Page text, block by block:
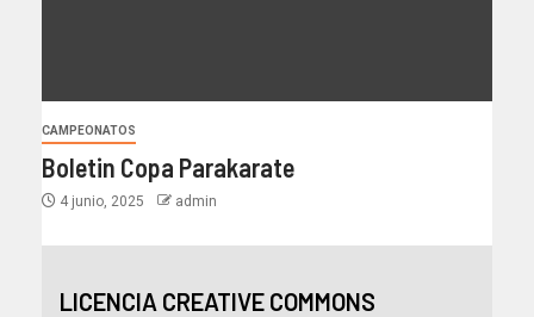
CAMPEONATOS
Boletin Copa Parakarate
4 junio, 2025 admin
LICENCIA CREATIVE COMMONS